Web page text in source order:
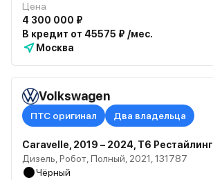
Цена
4 300 000 ₽
В кредит от 45575 ₽ /мес.
Москва
Volkswagen
ПТС оригинал Два владельца
Caravelle, 2019 – 2024, T6 Рестайлинг
Дизель, Робот, Полный, 2021, 131787
Чёрный